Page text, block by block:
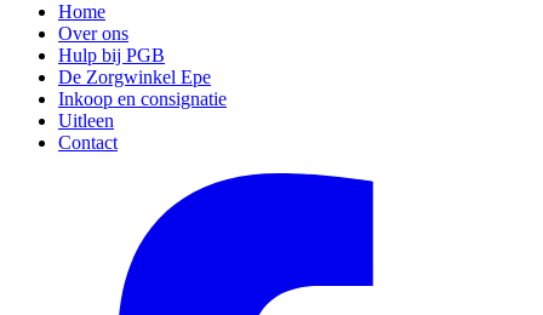
Home
Over ons
Hulp bij PGB
De Zorgwinkel Epe
Inkoop en consignatie
Uitleen
Contact